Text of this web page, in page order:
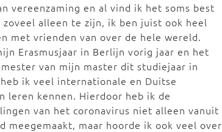
vereenzaming en al vind ik het soms best
zoveel alleen te zijn, ik ben juist ook heel
met vrienden van over de hele wereld.
Erasmusjaar in Berlijn vorig jaar en het
van mijn master dit studiejaar in
ik veel internationale en Duitse
leren kennen. Hierdoor heb ik de
van het coronavirus niet alleen vanuit
meegemaakt, maar hoorde ik ook veel over